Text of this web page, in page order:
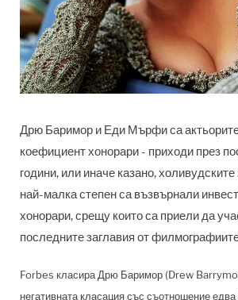
Дрю Баримор и Еди Мърфи са
коефициент хонорари - приходи през
години, или иначе казано, холивудските
най-малка степен са възвърнали
хонорари, срещу които са приели да
последните заглавия от
Forbes класира Дрю Баримор (Drew
негативната класация със съотношение